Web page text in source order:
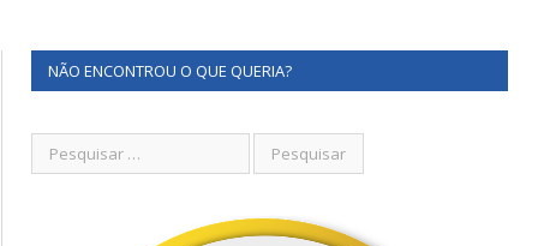
NÃO ENCONTROU O QUE QUERIA?